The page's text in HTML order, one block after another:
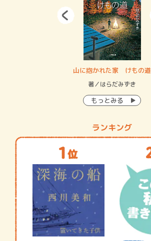
山に抱かれた家 けもの道
著／はらだみずき
もっとみる
ランキング